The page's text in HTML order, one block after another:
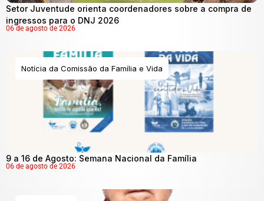
Setor Juventude orienta coordenadores sobre a compra de
ingressos para o DNJ 2026
06 de agosto de 2026
Notícia da Comissão da Família e Vida
9 a 16 de Agosto: Semana Nacional da Família
06 de agosto de 2026